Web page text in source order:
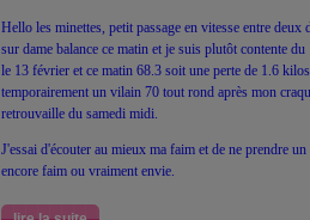
Hello les minettes, petit passage en vitesse entre
sur dame balance ce matin et je suis plutôt contente
le 13 février et ce matin 68.3 soit une perte de 1.6
temporairement un vilain 70 tout rond après mon
retrouvaille du samedi midi.
J'essai d'écouter au mieux ma faim et de ne prendre
encore faim ou vraiment envie.